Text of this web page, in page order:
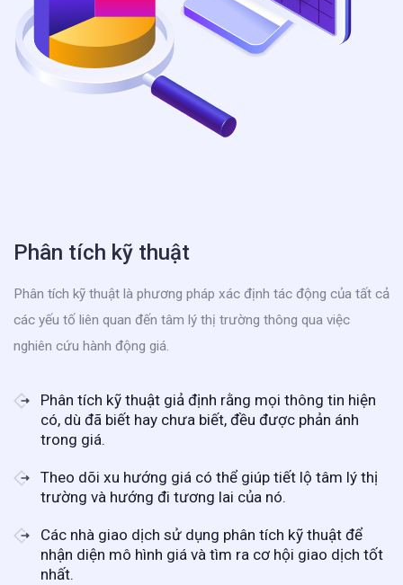
Phân tích kỹ thuật
Phân tích kỹ thuật là phương pháp xác định tác động của tất cả
các yếu tố liên quan đến tâm lý thị trường thông qua việc
nghiên cứu hành động giá.
Phân tích kỹ thuật giả định rằng mọi thông tin hiện
có, dù đã biết hay chưa biết, đều được phản ánh
trong giá.
Theo dõi xu hướng giá có thể giúp tiết lộ tâm lý thị
trường và hướng đi tương lai của nó.
Các nhà giao dịch sử dụng phân tích kỹ thuật để
nhận diện mô hình giá và tìm ra cơ hội giao dịch tốt
nhất.